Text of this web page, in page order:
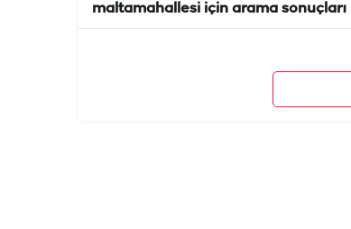
maltamahallesi için arama sonuçları